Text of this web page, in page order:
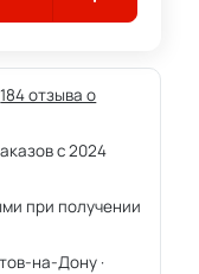
184 отзыва о
с 2024
при получении
на-Дону ·